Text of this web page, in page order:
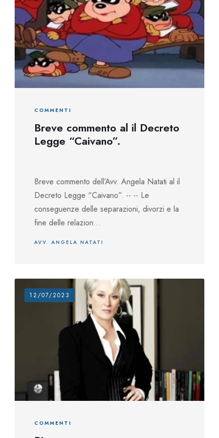
COMMENTI
Breve commento al il Decreto
Legge “Caivano”.
Breve commento dell’Avv. Angela Natati al il
Decreto Legge “Caivano”. -- -- Le
conseguenze delle separazioni, divorzi e la
fine delle relazion...
AVV. ANGELA NATATI
12/07/2023
COMMENTI